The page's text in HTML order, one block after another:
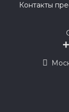
Контакты